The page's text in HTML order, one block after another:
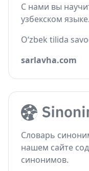
С нами вы
узбекском языке.
O‘zbek tilida
sarlavha.com
Словарь
нашем сайте
синонимов.